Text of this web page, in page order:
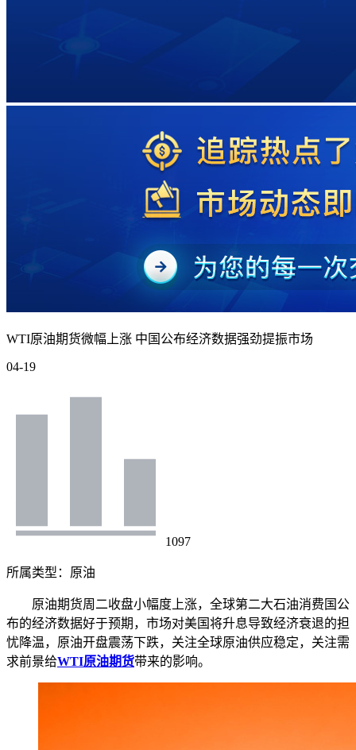
WTI原油期货微幅上涨 中国公布经济数据强劲提振市场
04-19
1097
所属类型： 原油
原油期货周二收盘小幅度上涨，全球第二大石油消费国公
布的经济数据好于预期，市场对美国将升息导致经济衰退的担
忧降温，原油开盘震荡下跌，关注全球原油供应稳定，关注需
求前景给WTI原油期货带来的影响。